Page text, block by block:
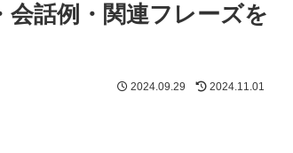
会話例・関連フレーズを
2024.09.29 2024.11.01